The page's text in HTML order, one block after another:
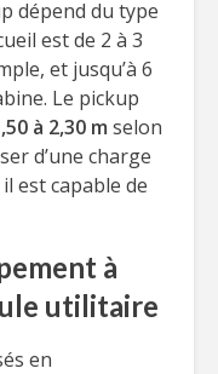
dépend du type
est de 2 à 3
et jusqu’à 6
Le pickup
à 2,30 m selon
d’une charge
est capable de
à
utilitaire
en